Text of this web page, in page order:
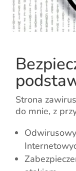
Strona
do mnie, z